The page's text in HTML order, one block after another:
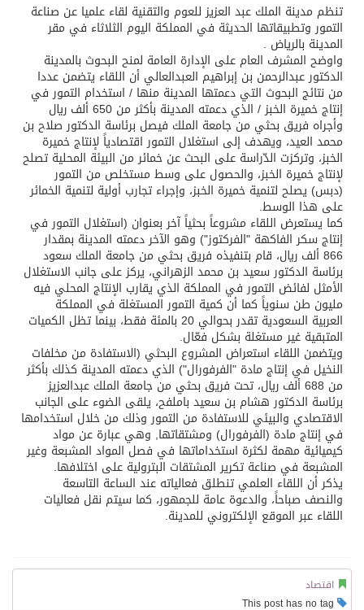
كسوة الكعبة تعتلي البيت العتيق
“سبيس إكس” تطلق 24 قمرًا صناعيًا جديدًا إلى الفضاء
تنظم مدينة الملك عبد العزيز للعوم والتقنية لقاء علميا عن صناعة
التمور وتطبيقاتها الحديثة في المملكة اليوم الثلاثاء في مقر
المدينة بالرياض .
واوضح المشرف العام على الإدارة العامة لمنح البحوث بالمدينة
الدكتور عبدالرحمن بن إبراهيم العبدالعالي أن اللقاء يتضمن عددا
من نتائج البحوث التي دعمتها المدينة منها / استخدام التمور في
إنتاج خميرة الخبز / الذي دعمته المدينة بأكثر من 650 ألف ريال
وأجراه فريق بحثي من جامعة الملك فيصل برئاسة الدكتور صلاح بن
محمد العيد، ويهدف إلى استغلال التمور اقتصادياً لإنتاج خميرة
الخبز، وتركزت الدّراسة على البحث عن خمائر من البيئة المحلية تصلح
لإنتاج خميرة الخبز، والحصول على وسط مستخلص من التمور
(دبس) يصلح لتنمية خميرة الخبز، وإجراء تجارب أولية لتنمية الخمائر
على هذا الوسط.
كما يستعرض اللقاء مشروعاً بحثياً آخر بعنوان (استغلال التمور في
إنتاج سكر الفاكهة "الفركتوز") وهو الآخر دعمته المدينة بمقدار
866 ألف ريال، قام بتنفيذه فريق بحثي من جامعة الملك سعود
برئاسة الدكتور سعيد بن محمد الزهراني، يركز على جانب الاستغلال
الأمثل لفائض التمور في المملكة الذي يقارب الإنتاج المحلي فيه
مليون طن سنوياً كما أن كمية التمور المستغلة في المملكة
العربية السعودية تقدر بحوالي 20 بالمئة فقط، بينما تظل الكميات
المتبقية غير مستغلة بشكل فعّال.
ويتضمن اللقاء استعراض المشروع البحثي (الاستفادة من مخلفات
النخيل في إنتاج مادة "الفرفورال") الذي دعمته المدينة كذلك بأكثر
من 688 ألف ريال، تحت فريق بحثي من جامعة الملك عبدالعزيز
برئاسة الدكتور هشام بن سعيد باملفح، يلقى الضوء على الجانب
الاقتصادي والبيئي للاستفادة من التمور وذلك من خلال استخدامها
في إنتاج مادة (الفرفورال) ومشتقاتها, وهي عبارة عن مواد
كيميائية مهمة لكثرة استخداماتها في فصل المواد المشبعة وغير
المشبعة في صناعة تكرير المشتقات البترولية على اختلافها.
يذكر أن اللقاء العلمي تنطلق فعالياته عند الساعة التاسعة
والنصف صباحاً، والدعوة عامة للجمهور، كما سيتم نقل فعاليات
اللقاء عبر الموقع الإلكتروني للمدينة.
اقتصاد